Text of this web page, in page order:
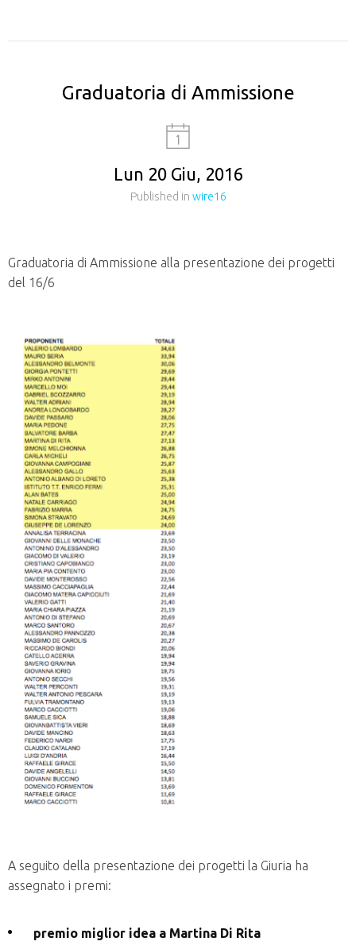
Graduatoria di Ammissione
Lun 20 Giu, 2016
Published in wire16
Graduatoria di Ammissione alla presentazione dei progetti
del 16/6
A seguito della presentazione dei progetti la Giuria ha
assegnato i premi:
premio miglior idea a Martina Di Rita